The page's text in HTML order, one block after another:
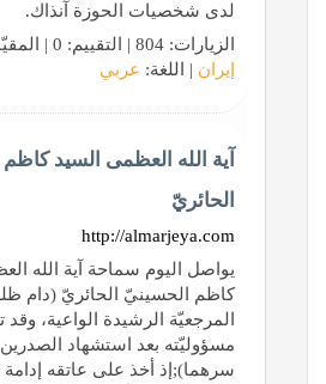
لدى شخصيات الحوزة آنذاك.
الزيارات: 804 | التقييم: 0 | المقيّمين: 0 | الدولة:
إيران | اللغة: عربي
آية الله العظمى السيد
الحائريّ
http://almarjeya.com
يواصل اليوم سماحة آية الله
كاظم الحسينيّ الحائريّ (دام
المرجعيّة الرشيدة الواعية،
مسؤوليّته بعد استشهاد
سرهما);إذ أخذ على عاتقه